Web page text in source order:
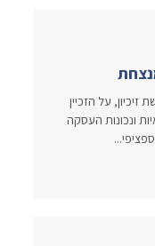
זיכיון, על הזכיין
ונכונות העסקה